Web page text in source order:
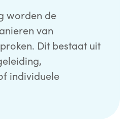
worden de
van
Dit bestaat uit
individuele